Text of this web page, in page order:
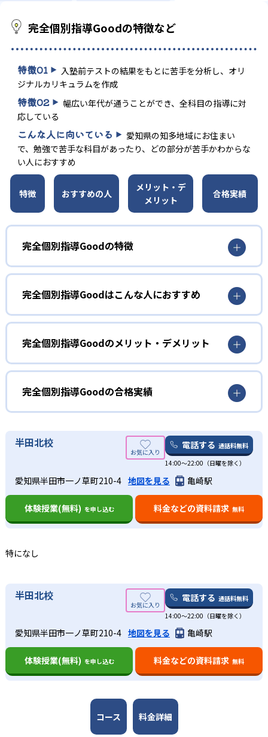
完全個別指導Goodの特徴など
特徴01
入塾前テストの結果をもとに苦手を分析し、オリ
ジナルカリキュラムを作成
特徴02
幅広い年代が通うことができ、全科目の指導に対
応している
こんな人に向いている
愛知県の知多地域にお住まい
で、勉強で苦手な科目があったり、どの部分が苦手かわからな
い人におすすめ
特徴 おすすめの人
メリット・デ
メリット
合格実績
完全個別指導Goodの特徴
出典：完全個別指導Good
01
校舎長による学習診断とカリキュラム設定
ている。その結果をもとに、校舎長・子ども・保護者の三
科が苦手なのか」といった原因を洗い出していく。自覚し
ていた苦手部分のみならず、無自覚な苦手部分を発見して
この面談結果をもとにして、校舎長が成績を伸ばすための
も、校舎長と教科指導講師がともに生徒の授業理解度を見
守りながら、適切にアドバイスする。
小学2年生〜高校3年生までの、幅広い年代の全
完全個別指導Goodはこんな人におすすめ
小学生
苦手を克服したい人におすすめ
完全個別指導Goodでは、全科目の個別指導が受講できる。
苦手な科目がある場合、集中的に対策を講じることが可能
だ。また、入塾前の学力診断テストの結果をもとに面談を
行い、「どの科目が苦手なのか」「なぜこの科目が苦手な
のか」について洗い出しをした上でカリキュラムを決定す
るので、「苦手な科目はよくわからないが、漠然と勉強が
苦痛」と感じている小学生におすすめできる。
中学生・高校生
部活や習い事が忙しい人におすすめ
完全個別指導Goodでは、授業の曜日と時間を子どもの都合
に合わせて選択可能である。部活や習い事で忙しくて毎日
の勉強時間の確保が難しくても、無理せず継続できるのは
せるため、定期テスト前の苦手科目対策にも適している。
って勉強できる環境が整っているだろう。
中学生・高校生
定期テストの成績を上げたい人におすすめ
知多地域に計11校舎を展開する完全個別指導Goodでは、地
域密着型の塾の強みを活かし、地域の各中学・高校の定期
テストを研究している。勉強方法のチェックやノートの取
内申点アップを目指す人にもおすすめできる。
完全個別指導Goodのメリット・デメリット
どんなメリットがある？
完全個別指導Goodのメリットは、小学2年生〜高校3年生ま
での全学年・全科目の指導に対応していること。入塾前の
学力診断テストの結果をもとに面談を行い、校舎長が一人
ひとりの成績向上を目的としたカリキュラムを作成するの
で、子どもが苦手な科目に注力しやすい。
また、知多地域に根ざした地元密着型の塾であることを活
かし、地域の各中学・高校の定期テストを研究している。
勉強方法のチェックやノートの取り方まで指導すること
で、定期テスト・内申点対策までを担ってくれるのは大き
なメリットだろう。
完全個別指導Goodのデメリットは、1:2の個別指導塾であ
イプの子どもにとっては、勉強へのモチベーションを保ち
にくい可能性があること。また、知多地域を中心とした展
開であるため、お住まいの地域に校舎があるかを事前に確
完全個別指導Goodの合格実績
完全個別指導Goodは合格実績を公式サイトで公開し、合格
者を輩出した学校を多数記載している。合格実績は以下の
高校の合格実績
桜台高校 半田東高校 -
名城大学附属高校 知多翔洋高校 -
木曽川高校 - 大府高校 -
刈谷高校 - 横須賀高校 -
愛知工業大学名電高等学校 -
半田北校 電話する 通話料無料
14:00〜22:00（日曜を除く）
愛知県半田市一ノ草町210-4 地図を見る 亀崎駅
体験授業(無料) を申し込む 料金などの資料請求 無料
特になし
半田北校 電話する 通話料無料
14:00〜22:00（日曜を除く）
愛知県半田市一ノ草町210-4 地図を見る 亀崎駅
体験授業(無料) を申し込む 料金などの資料請求 無料
コース 料金詳細